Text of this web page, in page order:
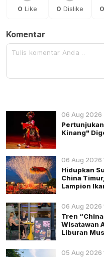
0 Like 0 Dislike 0
Komentar
06 Aug 2026
Kinang"
06 Aug 2026
Hidupkan
China
Lampion
06 Aug 2026
Tren
Wisatawan
Liburan
05 Aug 2026